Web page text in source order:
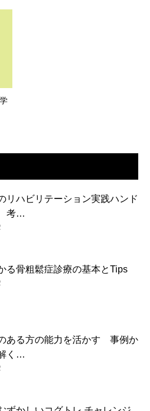
リハビリテーション実践ハンド
考…
る骨粗鬆症診療の基本とTips
ある方の能力を活かす 事例か
く…